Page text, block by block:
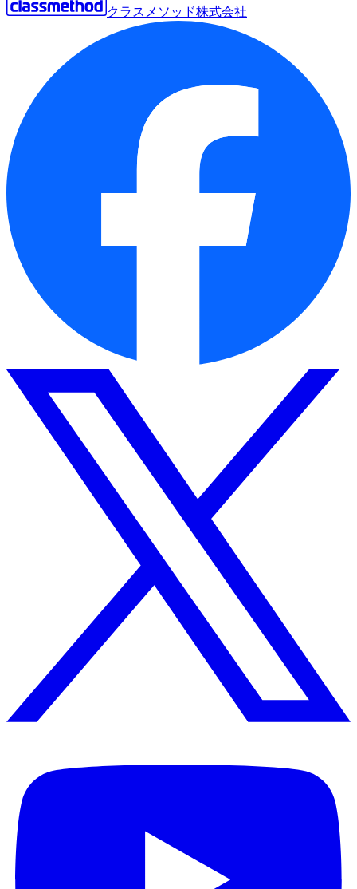
クラスメソッド株式会社